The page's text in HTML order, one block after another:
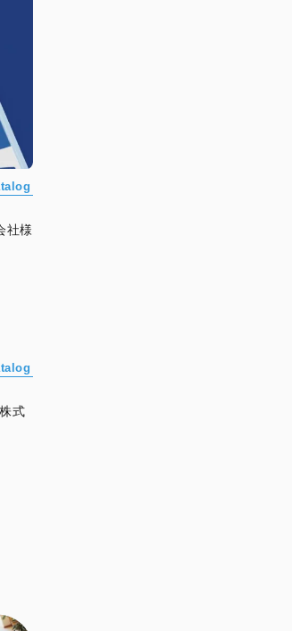
社様
式